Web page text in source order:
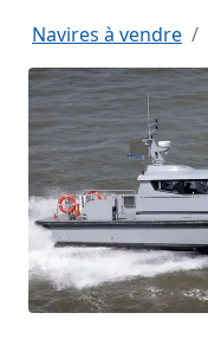
Navires à vendre